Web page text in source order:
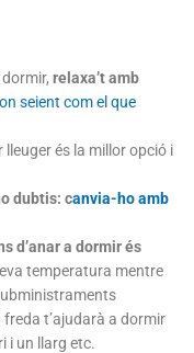
dormir,relaxa’t amb
seient com el que
lleuger és la millor opció i
dubtis: canvia-ho amb
d’anar a dormir és
temperatura mentre
t’ajudarà a dormir
i un llarg etc.